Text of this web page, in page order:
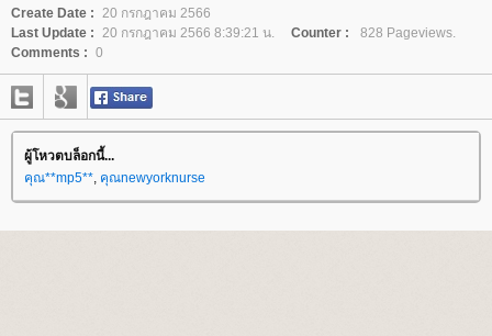
Create Date : 20 กรกฎาคม 2566
Last Update : 20 กรกฎาคม 2566 8:39:21 น. Counter :
828 Pageviews.
Comments : 0
ผู้โหวตบล็อกนี้...
คุณ**mp5**, คุณnewyorknurse